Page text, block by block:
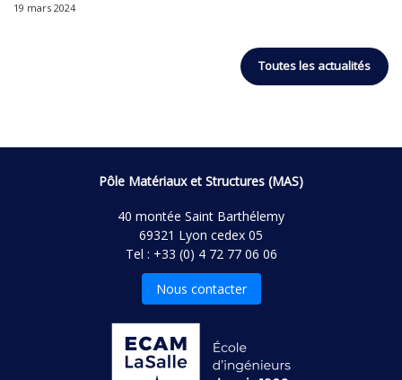
19 mars 2024
Toutes les actualités
Pôle Matériaux et Structures (MAS)
40 montée Saint Barthélemy
69321 Lyon cedex 05
Tel : +33 (0) 4 72 77 06 06
Nous contacter